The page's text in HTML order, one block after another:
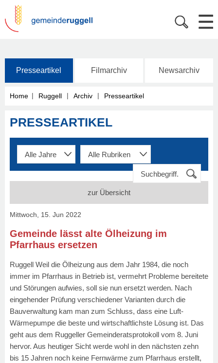
Presseartikel Filmarchiv Newsarchiv
Home | Ruggell | Archiv | Presseartikel
PRESSEARTIKEL
zur Übersicht
Mittwoch, 15. Jun 2022
Gemeinde lässt alte Ölheizung im
Pfarrhaus ersetzen
Ruggell Weil die Ölheizung aus dem Jahr 1984, die noch
immer im Pfarrhaus in Betrieb ist, vermehrt Probleme bereitete
und Störungen aufwies, soll sie nun ersetzt werden. Nach
eingehender Prüfung verschiedener Varianten durch die
Bauverwaltung kam man zum Schluss, dass eine Luft-
Wärmepumpe die beste und wirtschaftlichste Lösung ist. Das
geht aus dem Ruggeller Gemeinderatsprotokoll vom 8. Juni
hervor. Aus heutiger Sicht werde wohl in den nächsten zehn
bis 15 Jahren noch keine Fernwärme zum Pfarrhaus erstellt,